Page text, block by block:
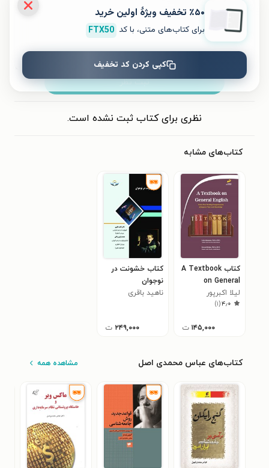
ثبت نظر
نظری برای کتاب ثبت نشده است.
کتاب‌های مشابه
کتاب A Textbook
on General
English
لیلا اکبرپور
۴٫۰(۱)
۱۴۵,۰۰۰ ت
کتاب خشونت در
نوجوان
ناهید باقری
۲۴۹,۰۰۰ ت
کتاب‌های عباس محمدی اصل مشاهده همه
٪۵۰ تخفیف ویژۀ اولین خرید
برای کتاب‌های متنی، با کد FTX50
کپی کردن کد تخفیف